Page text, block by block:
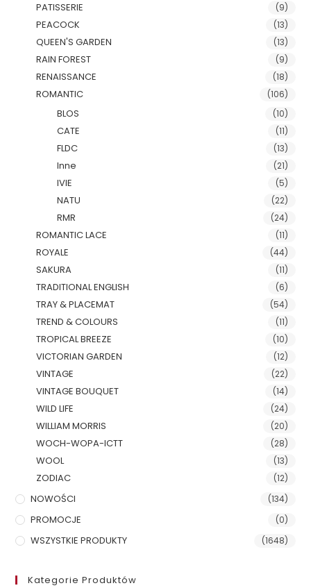
PATISSERIE (9)
PEACOCK (13)
QUEEN'S GARDEN (13)
RAIN FOREST (9)
RENAISSANCE (18)
ROMANTIC (106)
BLOS (10)
CATE (11)
FLDC (13)
Inne (21)
IVIE (5)
NATU (22)
RMR (24)
ROMANTIC LACE (11)
ROYALE (44)
SAKURA (11)
TRADITIONAL ENGLISH (6)
TRAY & PLACEMAT (54)
TREND & COLOURS (11)
TROPICAL BREEZE (10)
VICTORIAN GARDEN (12)
VINTAGE (22)
VINTAGE BOUQUET (14)
WILD LIFE (24)
WILLIAM MORRIS (20)
WOCH-WOPA-ICTT (28)
WOOL (13)
ZODIAC (12)
NOWOŚCI (134)
PROMOCJE (0)
WSZYSTKIE PRODUKTY (1648)
Kategorie Produktów